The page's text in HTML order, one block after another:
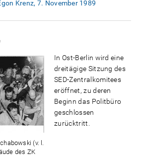
Krenz, 7. November 1989
(v. l.
des ZK
In Ost-Berlin wird eine
dreitägige Sitzung des
SED-Zentralkomitees
eröffnet, zu deren
Beginn das Politbüro
geschlossen
zurücktritt.